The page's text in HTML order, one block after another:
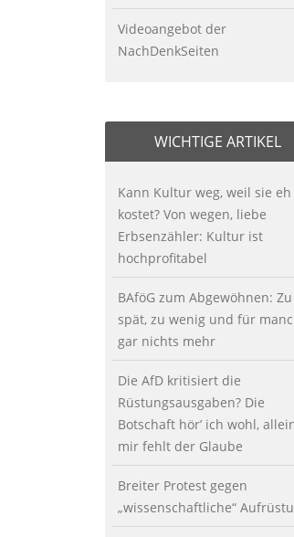
Videoangebot der
NachDenkSeiten
WICHTIGE ARTIKEL
Kann Kultur weg, weil sie
kostet? Von wegen, liebe
Erbsenzähler: Kultur ist
hochprofitabel
BAföG zum Abgewöhnen: Zu
spät, zu wenig und für
gar nichts mehr
Die AfD kritisiert die
Rüstungsausgaben? Die
Botschaft hör’ ich wohl,
mir fehlt der Glaube
Breiter Protest gegen
„wissenschaftliche“